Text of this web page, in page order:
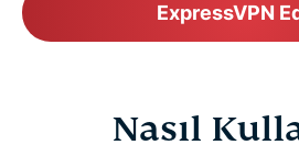
ExpressVPN
Nasıl